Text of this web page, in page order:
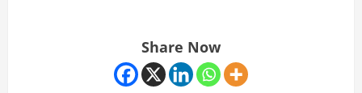
Share Now